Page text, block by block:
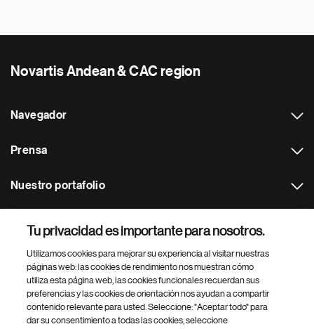
Novartis Andean & CAC region
Navegador
Prensa
Nuestro portafolio
Footer Site Search
Tu privacidad es importante para nosotros.
Utilizamos cookies para mejorar su experiencia al visitar nuestras
páginas web: las cookies de rendimiento nos muestran cómo
utiliza esta página web, las cookies funcionales recuerdan sus
preferencias y las cookies de orientación nos ayudan a compartir
contenido relevante para usted. Seleccione: "Aceptar todo" para
dar su consentimiento a todas las cookies, seleccione